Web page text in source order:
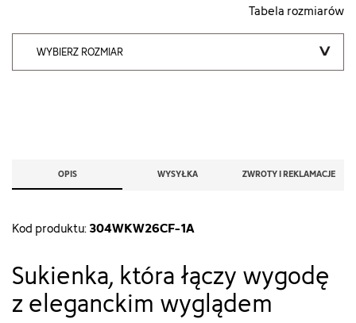
Tabela rozmiarów
WYBIERZ ROZMIAR
OPIS WYSYŁKA ZWROTY I REKLAMACJE
Kod produktu:304WKW26CF-1A
Sukienka, która łączy wygodę
z eleganckim wyglądem